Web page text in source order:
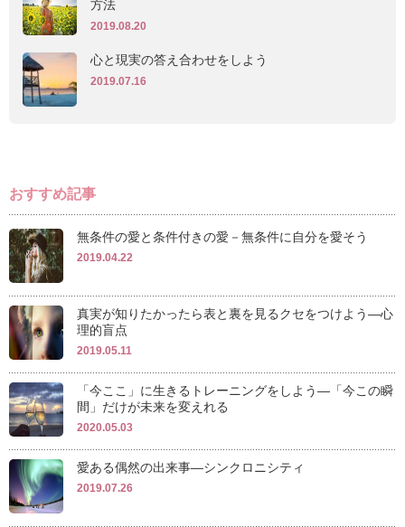
方法
2019.08.20
心と現実の答え合わせをしよう
2019.07.16
おすすめ記事
無条件の愛と条件付きの愛－無条件に自分を愛そう
2019.04.22
真実が知りたかったら表と裏を見るクセをつけよう―心
理的盲点
2019.05.11
「今ここ」に生きるトレーニングをしよう―「今この瞬
間」だけが未来を変えれる
2020.05.03
愛ある偶然の出来事―シンクロニシティ
2019.07.26